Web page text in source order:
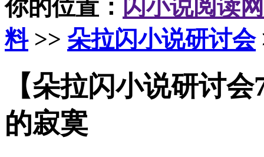
你的位置： 闪小说阅读网
料>> 朵拉闪小说研讨会
【朵拉闪小说研讨
的寂寞